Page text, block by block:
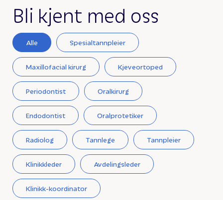
Bli kjent med oss
Alle Spesialtannpleier
Maxillofacial kirurg Kjeveortoped
Periodontist Oralkirurg
Endodontist Oralprotetiker
Radiolog Tannlege Tannpleier
Klinikkleder Avdelingsleder
Klinikk-koordinator